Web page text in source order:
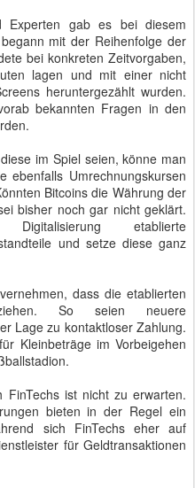
Experten gab es bei diesem
mit der Reihenfolge der
bei konkreten Zeitvorgaben,
lagen und mit einer nicht
heruntergezählt wurden.
bekannten Fragen in den
im Spiel seien, könne man
ebenfalls Umrechnungskursen
Bitcoins die Währung der
bisher noch gar nicht geklärt.
etablierte
und setze diese ganz
dass die etablierten
So seien neuere
Lage zu kontaktloser Zahlung.
Kleinbeträge im Vorbeigehen
FinTechs ist nicht zu erwarten.
bieten in der Regel ein
sich FinTechs eher auf
für Geldtransaktionen